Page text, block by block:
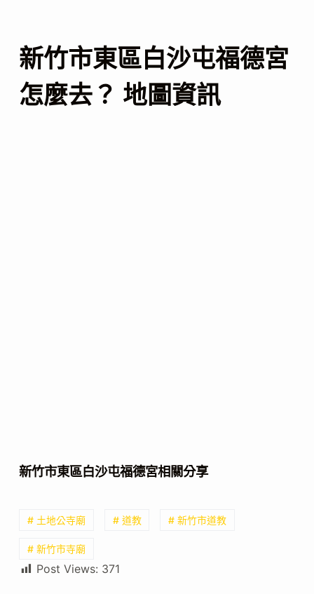
新竹市東區白沙屯福德宮
怎麼去？ 地圖資訊
新竹市東區白沙屯福德宮相關分享
# 土地公寺廟 # 道教 # 新竹市道教
# 新竹市寺廟
Post Views: 371